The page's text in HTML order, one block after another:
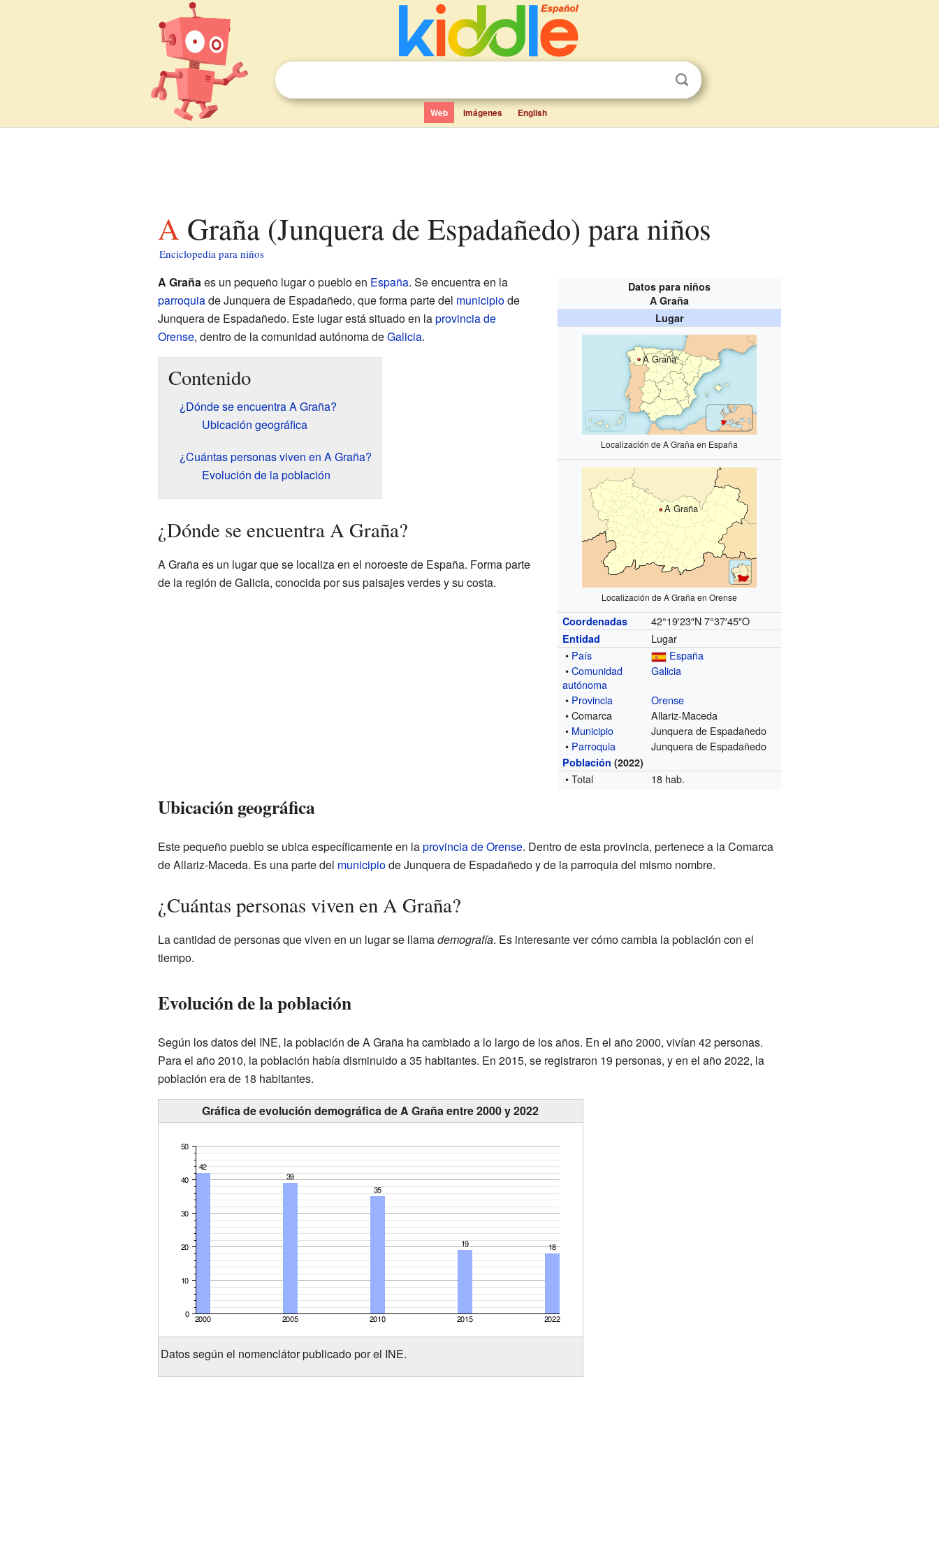
Web Imágenes English
A Graña (Junquera de Espadañedo) para niños
Enciclopedia para niños
Datos para niños
A Graña
Lugar
A Graña
Localización de A Graña en España
A Graña
Localización de A Graña en Orense
Coordenadas 42°19′23″N 7°37′45″O
Entidad
Lugar
• País
España
•Comunidad
autónoma
Galicia
• Provincia
Orense
• Comarca
Allariz-Maceda
• Municipio
Junquera de Espadañedo
• Parroquia Junquera de Espadañedo
Población (2022)
• Total 18 hab.
A Grañaes un pequeño lugar o pueblo en España. Se encuentra en la
parroquiade Junquera de Espadañedo, que forma parte del municipiode
Junquera de Espadañedo. Este lugar está situado en laprovincia de
Orense, dentro de la comunidad autónoma deGalicia.
Contenido
¿Dónde se encuentra A Graña?
Ubicación geográfica
¿Cuántas personas viven en A Graña?
Evolución de la población
¿Dónde se encuentra A Graña?
A Graña es un lugar que se localiza en el noroeste de España. Forma parte
de la región de Galicia, conocida por sus paisajes verdes y su costa.
Ubicación geográfica
Este pequeño pueblo se ubica específicamente en laprovincia de Orense. Dentro de esta provincia, pertenece a la Comarca
de Allariz-Maceda. Es una parte del municipiode Junquera de Espadañedo y de la parroquia del mismo nombre.
¿Cuántas personas viven en A Graña?
La cantidad de personas que viven en un lugar se llamademografía. Es interesante ver cómo cambia la población con el
tiempo.
Evolución de la población
Según los datos del INE, la población de A Graña ha cambiado a lo largo de los años. En el año 2000, vivían 42 personas.
Para el año 2010, la población había disminuido a 35 habitantes. En 2015, se registraron 19 personas, y en el año 2022, la
población era de 18 habitantes.
Gráfica de evolución demográfica de A Graña entre 2000 y 2022
Datos según el nomenclátor publicado por el INE.